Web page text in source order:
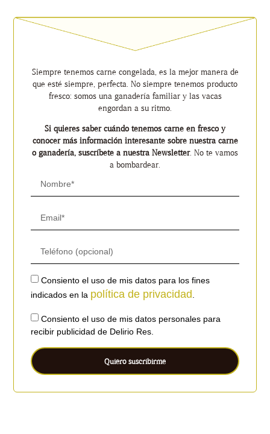
Siempre tenemos carne congelada, es la mejor manera de
que esté siempre, perfecta. No siempre tenemos producto
fresco: somos una ganadería familiar y las vacas
engordan a su ritmo.
Si quieres saber cuándo tenemos carne en fresco y
conocer más información interesante sobre nuestra carne
o ganadería, suscríbete a nuestra Newsletter. No te vamos
a bombardear.
Consiento el uso de mis datos para los fines
indicados en la política de privacidad
Consiento el uso de mis datos personales para
recibir publicidad de Delirio Res.
Quiero suscribirme